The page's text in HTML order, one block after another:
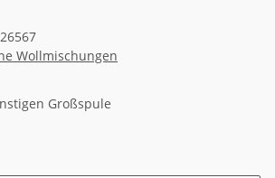
Wollmischungen
Großspule